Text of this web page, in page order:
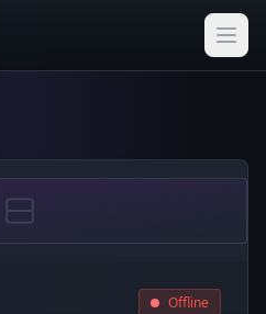
Offline